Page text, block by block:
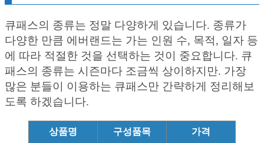
큐패스의 종류는 정말 다양하게 있습니다. 종류가
다양한 만큼 에버랜드는 가는 인원 수, 목적, 일자 등
에 따라 적절한 것을 선택하는 것이 중요합니다. 큐
패스의 종류는 시즌마다 조금씩 상이하지만. 가장
많은 분들이 이용하는 큐패스만 간략하게 정리해보
도록 하겠습니다.
상품명 구성품목 가격